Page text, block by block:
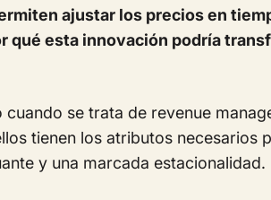
ajustar los precios en
qué esta innovación podría
cuando se trata de revenue
tienen los atributos necesarios
y una marcada estacionalidad.